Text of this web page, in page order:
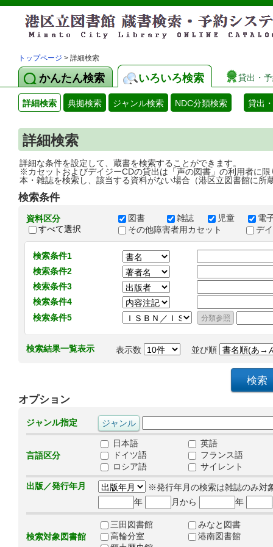
トップページ > 詳細検索
かんたん検索 いろいろ検索 貸出・
詳細検索 典拠検索 ジャンル検索 NDC分類検索 貸出
詳細検索
詳細な条件を設定して、蔵書を検索することができます。
※カセットおよびデイジーCDの貸出は「声の図書」の利用者に限
本・雑誌を検索し、該当する資料がない場合（港区立図書館に所
検索条件
資料区分
すべて選択
図書 雑誌 児童
電
その他障害者用カセット
デ
検索条件1
検索条件2
検索条件3
検索条件4
検索条件5
検索結果一覧表示 表示数 並び順
オプション
ジャンル指定
言語区分
日本語
英語
ドイツ語
フランス語
ロシア語
サイレント
出版／発行年月
※発行年月の検索は雑誌のみ対
年
月から 年
検索対象図書館
三田図書館
みなと図書
高輪分室
港南図書館